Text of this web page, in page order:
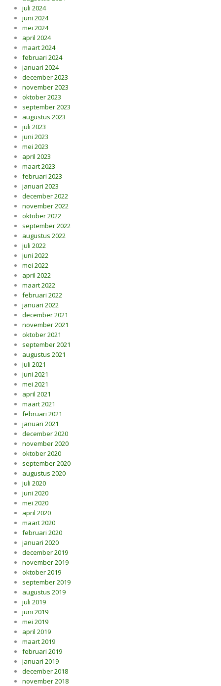
juli 2024
juni 2024
mei 2024
april 2024
maart 2024
februari 2024
januari 2024
december 2023
november 2023
oktober 2023
september 2023
augustus 2023
juli 2023
juni 2023
mei 2023
april 2023
maart 2023
februari 2023
januari 2023
december 2022
november 2022
oktober 2022
september 2022
augustus 2022
juli 2022
juni 2022
mei 2022
april 2022
maart 2022
februari 2022
januari 2022
december 2021
november 2021
oktober 2021
september 2021
augustus 2021
juli 2021
juni 2021
mei 2021
april 2021
maart 2021
februari 2021
januari 2021
december 2020
november 2020
oktober 2020
september 2020
augustus 2020
juli 2020
juni 2020
mei 2020
april 2020
maart 2020
februari 2020
januari 2020
december 2019
november 2019
oktober 2019
september 2019
augustus 2019
juli 2019
juni 2019
mei 2019
april 2019
maart 2019
februari 2019
januari 2019
december 2018
november 2018